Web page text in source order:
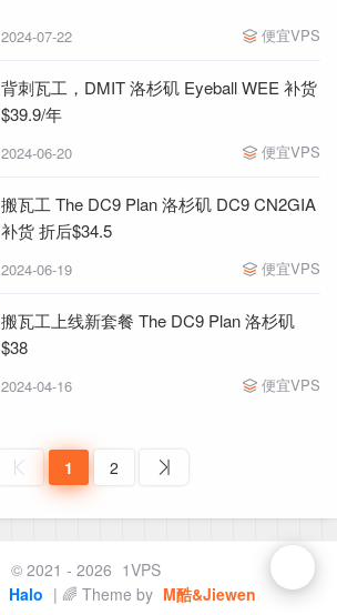
2024-07-22 便宜VPS
背刺瓦工，DMIT 洛杉矶 Eyeball WEE 补货
$39.9/年
2024-06-20 便宜VPS
搬瓦工 The DC9 Plan 洛杉矶 DC9 CN2GIA
补货 折后$34.5
2024-06-19 便宜VPS
搬瓦工上线新套餐 The DC9 Plan 洛杉矶
$38
2024-04-16 便宜VPS
1 2
© 2021 - 2026 1VPS
Halo | 🌈 Theme by M酷&Jiewen